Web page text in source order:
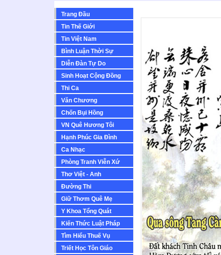
Trang Đầu
Tin Thế Giới
Tin Việt Nam
Bình Luận Thời Sự
Diễn Ðàn Tự Do
Sinh Hoạt Cộng Ðồng
Thi Ca
Văn Chương
Chốn Bụi Hồng
VN Quê Hương Tôi
Hạnh Phúc Gia Đình
Ca Nhạc
Phòng Tranh Viễn Xứ
Thơ Việt - Anh
Ðường Thi
Giữ Thơm Quê Mẹ
Y Khoa Tổng Quát
Kiến Thức Luật Pháp
Tìm Hiểu Thuế Vụ
Triết Học Tôn Giáo